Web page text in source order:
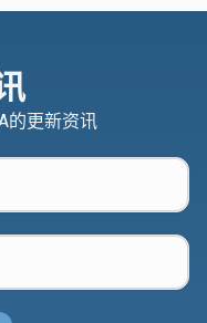
的更新资讯